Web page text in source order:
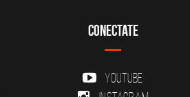
Conectate
YouTube